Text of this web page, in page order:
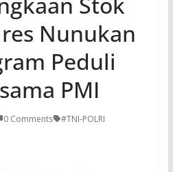
Nunukan
Peduli
PMI
0 Comments
#TNI-POLRI